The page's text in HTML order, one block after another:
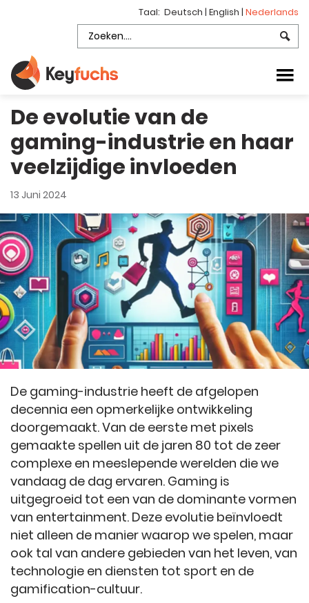
Taal: Deutsch | English | Nederlands
De evolutie van de
gaming-industrie en haar
veelzijdige invloeden
13 Juni 2024
De gaming-industrie heeft de afgelopen
decennia een opmerkelijke ontwikkeling
doorgemaakt. Van de eerste met pixels
gemaakte spellen uit de jaren 80 tot de zeer
complexe en meeslepende werelden die we
vandaag de dag ervaren. Gaming is
uitgegroeid tot een van de dominante vormen
van entertainment. Deze evolutie beïnvloedt
niet alleen de manier waarop we spelen, maar
ook tal van andere gebieden van het leven, van
technologie en diensten tot sport en de
gamification-cultuur.